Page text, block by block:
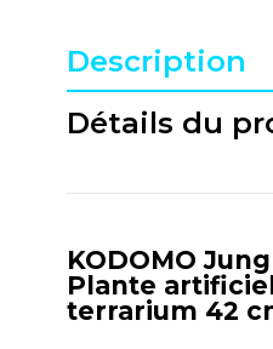
Description
Détails du
KODOMO
Plante
terrarium 42